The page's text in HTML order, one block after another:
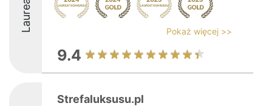
Laureaci Pokaż więcej >>
9.4
Strefaluksusu.pl